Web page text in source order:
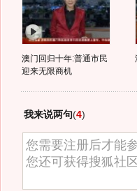
澳门回归十年:普通市民
迎来无限商机
我来说两句(4)